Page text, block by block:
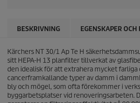
i
e
BESKRIVNING EGENSKAPER OCH
Kärchers NT 30/1 Ap Te H
sitt HEPA-H 13 planfilter tillverkat av
den idealisk för att extrahera mycket farliga
cancerframkallande typer av damm i
bly och mögel, som ofta förekommer i
byggarbetsplatser vid renoveringsarbeten.